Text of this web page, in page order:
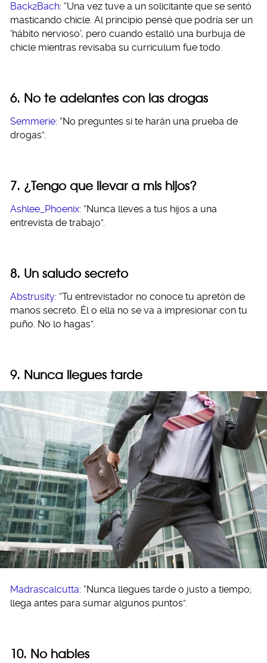
Back2Bach: “Una vez tuve a un solicitante que se sentó
masticando chicle. Al principio pensé que podría ser un
‘hábito nervioso’, pero cuando estalló una burbuja de
chicle mientras revisaba su curriculum fue todo.
6. No te adelantes con las drogas
Semmerie: “No preguntes si te harán una prueba de
drogas”.
7. ¿Tengo que llevar a mis hijos?
Ashlee_Phoenix: “Nunca lleves a tus hijos a una
entrevista de trabajo”.
8. Un saludo secreto
Abstrusity: “Tu entrevistador no conoce tu apretón de
manos secreto. Él o ella no se va a impresionar con tu
puño. No lo hagas”.
9. Nunca llegues tarde
Madrascalcutta: “Nunca llegues tarde o justo a tiempo;
llega antes para sumar algunos puntos”.
10. No hables